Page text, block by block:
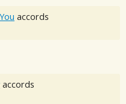
accords
accords